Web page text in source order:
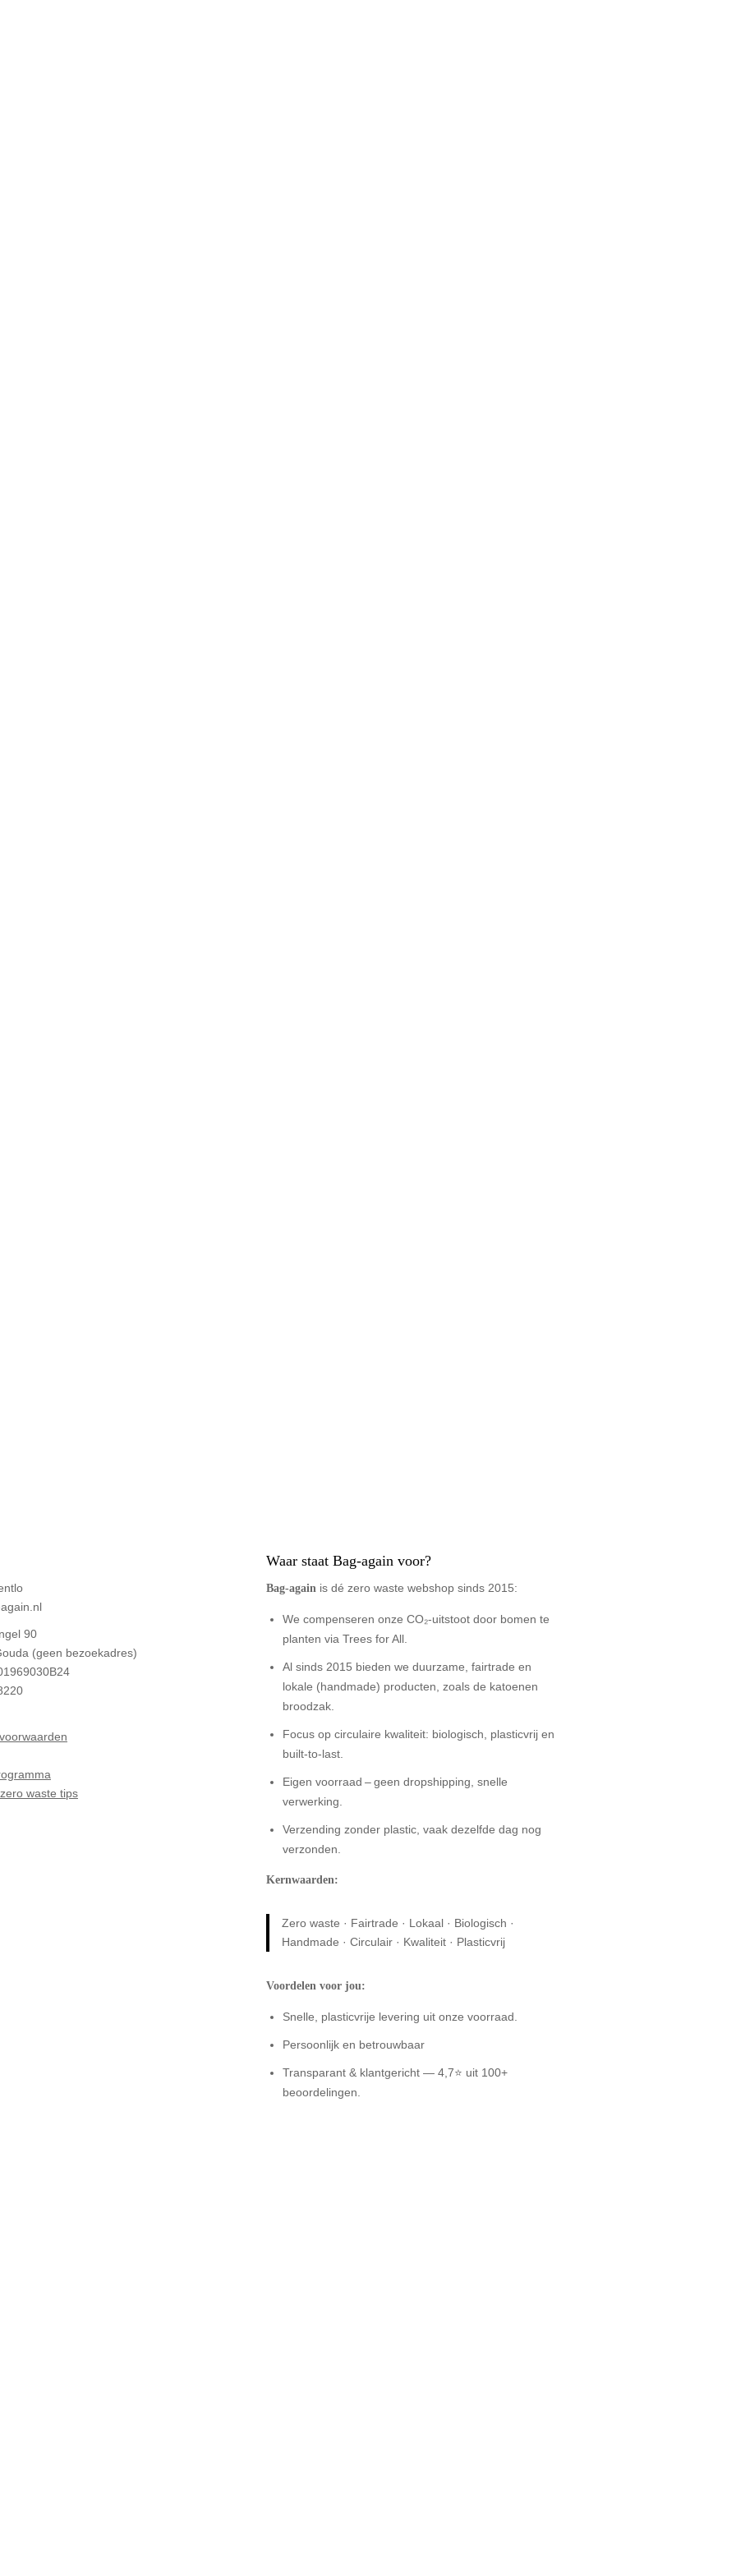
90
(geen bezoekadres)
waste tips
Waar staat Bag-again voor?
Bag‑again is dé zero waste webshop sinds 2015:
We compenseren onze CO₂-uitstoot door bomen te
planten via Trees for All.
Al sinds 2015 bieden we duurzame, fairtrade en
lokale (handmade) producten, zoals de katoenen
broodzak.
Focus op circulaire kwaliteit: biologisch, plasticvrij en
built-to-last.
Eigen voorraad – geen dropshipping, snelle
verwerking.
Verzending zonder plastic, vaak dezelfde dag nog
verzonden.
Kernwaarden:
Zero waste · Fairtrade · Lokaal · Biologisch ·
Handmade · Circulair · Kwaliteit · Plasticvrij
Voordelen voor jou:
Snelle, plasticvrije levering uit onze voorraad.
Persoonlijk en betrouwbaar
Transparant & klantgericht — 4,7⭐ uit 100+
beoordelingen.